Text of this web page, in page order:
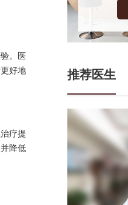
。医
好地
疗提
降低
推荐医生